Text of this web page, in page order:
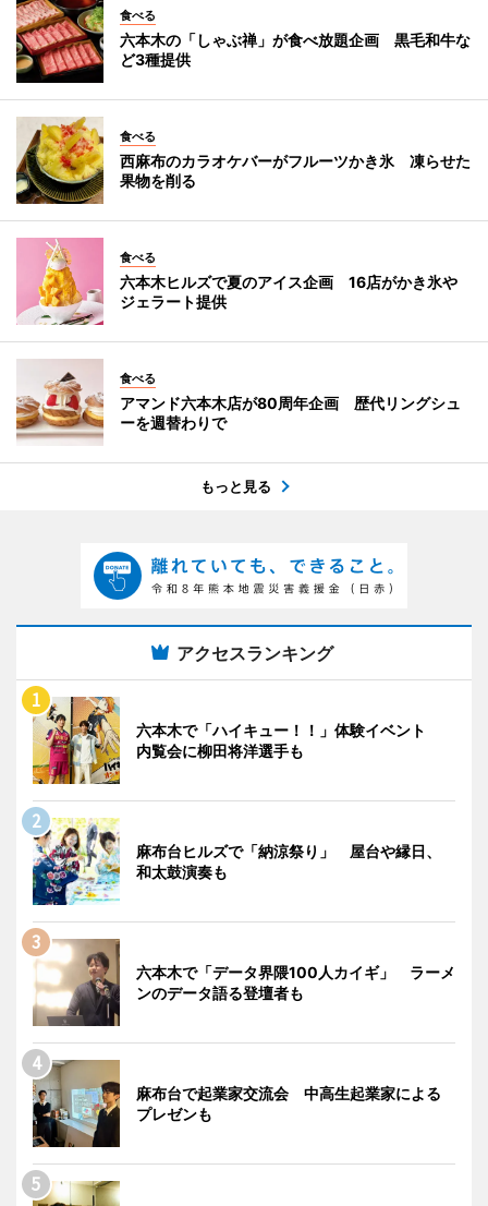
食べる
六本木の「しゃぶ禅」が食べ放題企画 黒毛和牛な
ど3種提供
食べる
西麻布のカラオケバーがフルーツかき氷 凍らせた
果物を削る
食べる
六本木ヒルズで夏のアイス企画 16店がかき氷や
ジェラート提供
食べる
アマンド六本木店が80周年企画 歴代リングシュ
ーを週替わりで
もっと見る
アクセスランキング
六本木で「ハイキュー！！」体験イベント
内覧会に柳田将洋選手も
麻布台ヒルズで「納涼祭り」 屋台や縁日、
和太鼓演奏も
六本木で「データ界隈100人カイギ」 ラーメ
ンのデータ語る登壇者も
麻布台で起業家交流会 中高生起業家による
プレゼンも